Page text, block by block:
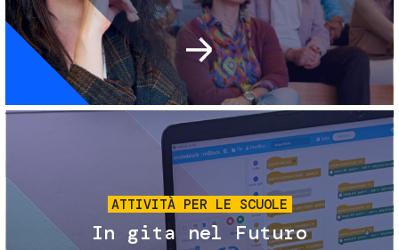
Immagine
ATTIVITÀ PER LE SCUOLE
In gita nel Futuro